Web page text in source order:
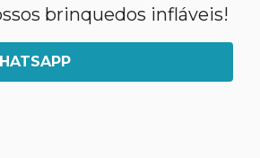
brinquedos infláveis!